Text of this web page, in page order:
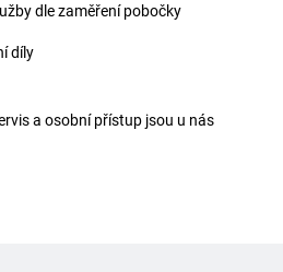
dle zaměření pobočky
díly
a osobní přístup jsou u nás